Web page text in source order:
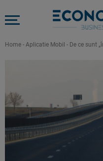
Home - Aplicatie Mobil - De ce sunt